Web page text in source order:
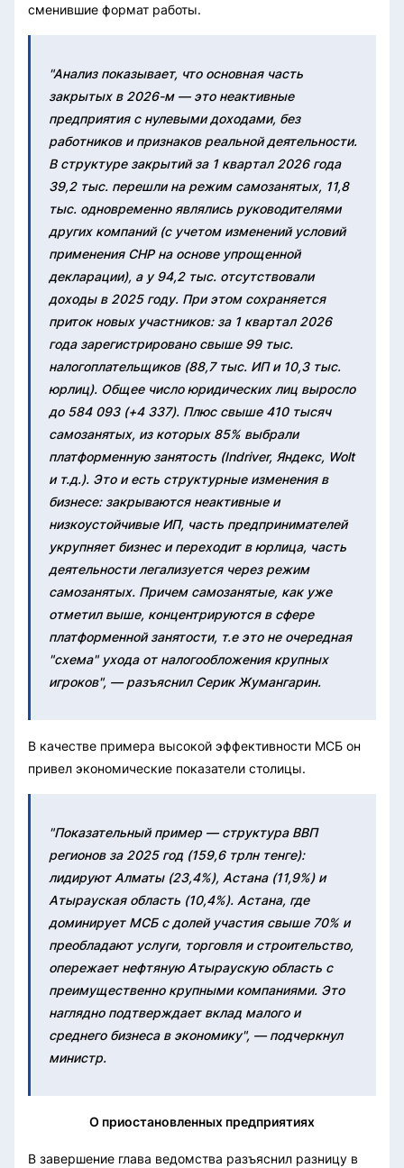
сменившие формат работы.
"Анализ показывает, что основная часть
закрытых в 2026-м — это неактивные
предприятия с нулевыми доходами, без
работников и признаков реальной деятельности.
В структуре закрытий за 1 квартал 2026 года
39,2 тыс. перешли на режим самозанятых, 11,8
тыс. одновременно являлись руководителями
других компаний (с учетом изменений условий
применения СНР на основе упрощенной
декларации), а у 94,2 тыс. отсутствовали
доходы в 2025 году. При этом сохраняется
приток новых участников: за 1 квартал 2026
года зарегистрировано свыше 99 тыс.
налогоплательщиков (88,7 тыс. ИП и 10,3 тыс.
юрлиц). Общее число юридических лиц выросло
до 584 093 (+4 337). Плюс свыше 410 тысяч
самозанятых, из которых 85% выбрали
платформенную занятость (Indriver, Яндекс, Wolt
и т.д.). Это и есть структурные изменения в
бизнесе: закрываются неактивные и
низкоустойчивые ИП, часть предпринимателей
укрупняет бизнес и переходит в юрлица, часть
деятельности легализуется через режим
самозанятых. Причем самозанятые, как уже
отметил выше, концентрируются в сфере
платформенной занятости, т.е это не очередная
"схема" ухода от налогообложения крупных
игроков", — разъяснил Серик Жумангарин.
В качестве примера высокой эффективности МСБ он
привел экономические показатели столицы.
"Показательный пример — структура ВВП
регионов за 2025 год (159,6 трлн тенге):
лидируют Алматы (23,4%), Астана (11,9%) и
Атырауская область (10,4%). Астана, где
доминирует МСБ с долей участия свыше 70% и
преобладают услуги, торговля и строительство,
опережает нефтяную Атыраускую область с
преимущественно крупными компаниями. Это
наглядно подтверждает вклад малого и
среднего бизнеса в экономику", — подчеркнул
министр.
О приостановленных предприятиях
В завершение глава ведомства разъяснил разницу в